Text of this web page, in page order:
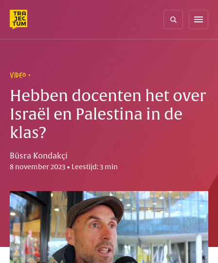
content
menu
VIDEO
Hebben docenten het over
Israël en Palestina in de
klas?
Büsra Kondakçi
8 november 2023 • Leestijd: 3 min